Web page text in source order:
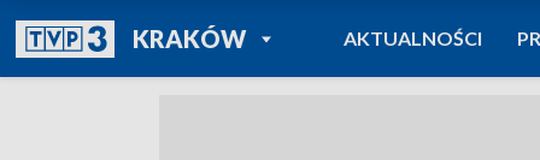
KRAKÓWPOWRÓT DO
TVP REGIONY
AKTUALNOŚCI